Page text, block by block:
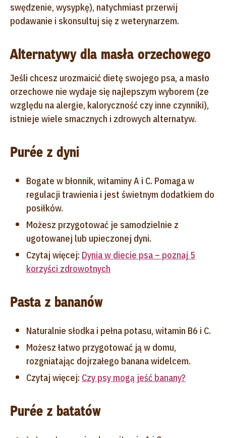
swędzenie, wysypkę), natychmiast przerwij
podawanie i skonsultuj się z weterynarzem.
Alternatywy dla masła orzechowego
Jeśli chcesz urozmaicić dietę swojego psa, a masło
orzechowe nie wydaje się najlepszym wyborem (ze
względu na alergie, kaloryczność czy inne czynniki),
istnieje wiele smacznych i zdrowych alternatyw.
Purée z dyni
Bogate w błonnik, witaminy A i C. Pomaga w
regulacji trawienia i jest świetnym dodatkiem do
posiłków.
Możesz przygotować je samodzielnie z
ugotowanej lub upieczonej dyni.
Czytaj więcej: Dynia w diecie psa – poznaj 5
korzyści zdrowotnych
Pasta z bananów
Naturalnie słodka i pełna potasu, witamin B6 i C.
Możesz łatwo przygotować ją w domu,
rozgniatając dojrzałego banana widelcem.
Czytaj więcej: Czy psy mogą jeść banany?
Purée z batatów